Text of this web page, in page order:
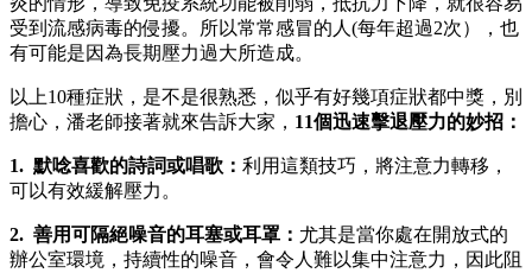
受到流感病毒的侵擾。所以常常感冒的人(每年超過2次），也
有可能是因為長期壓力過大所造成。
以上10種症狀，是不是很熟悉，似乎有好幾項症狀都中獎，別
擔心，潘老師接著就來告訴大家， 11個迅速擊退壓力的妙招：
1. 默唸喜歡的詩詞或唱歌： 利用這類技巧，將注意力轉移，
可以有效緩解壓力。
2. 善用可隔絕噪音的耳塞或耳罩： 尤其是當你處在開放式的
辦公室環境，持續性的噪音，會令人難以集中注意力，因此阻